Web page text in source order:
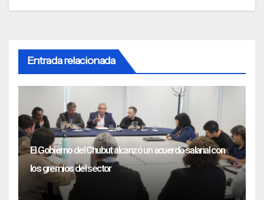
Entrada relacionada
El Gobierno del Chubut alcanzó un acuerdo salarial con
los gremios del sector